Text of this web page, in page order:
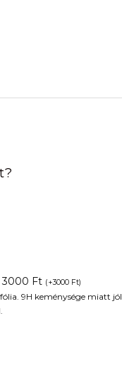
3000 Ft (+3000 Ft)
9H keménysége miatt jól